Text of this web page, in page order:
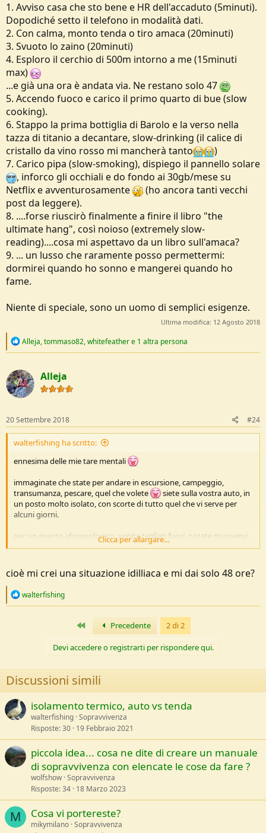
3)siate appunto bloccati dall'evento imprevisto in un territorio
delimitato, senza contatti col mondo esterno
4)la situazione si sia stabilizzata e quindi non ci siano ulteriori rischi,
non potete aprirvi la strada da soli ma neppure dobbiate
preoccuparvi
come passereste le 48 ore in attesa della riapertura della strada?
1. Avviso casa che sto bene e HR dell'accaduto (5minuti).
Dopodiché setto il telefono in modalità dati.
2. Con calma, monto tenda o tiro amaca (20minuti)
3. Svuoto lo zaino (20minuti)
4. Esploro il cerchio di 500m intorno a me (15minuti
max)
...e già una ora è andata via. Ne restano solo 47
5. Accendo fuoco e carico il primo quarto di bue (slow
cooking).
6. Stappo la prima bottiglia di Barolo e la verso nella
tazza di titanio a decantare, slow-drinking (il calice di
cristallo da vino rosso mi mancherà tanto
)
7. Carico pipa (slow-smoking), dispiego il pannello solare
, inforco gli occhiali e do fondo ai 30gb/mese su
Netflix e avventurosamente
(ho ancora tanti vecchi
post da leggere).
8. ....forse riuscirò finalmente a finire il libro "the
ultimate hang", così noioso (extremely slow-
reading)....cosa mi aspettavo da un libro sull'amaca?
9. ... un lusso che raramente posso permettermi:
dormirei quando ho sonno e mangerei quando ho
fame.
Niente di speciale, sono un uomo di semplici esigenze.
Ultima modifica: 12 Agosto 2018
R
c
t
i
o
s
:
Alleja,tommaso82,whitefeathere 1 altra persona
Alleja
20 Settembre 2018 #24
walterfishing ha scritto:
ennesima delle mie tare mentali
immaginate che state per andare in escursione, campeggio,
transumanza, pescare, quel che volete
siete sulla vostra auto, in
un posto molto isolato, con scorte di tutto quel che vi serve per
alcuni giorni.
per un evento idrogeologico, venite tagliati fuori. potete muovervi
solo nel raggio di 500 m dalla vostra auto, e c'e' un piccolo spiazzo a
supponendo che
1)i soccorsi siano stati allertati, e arriveranno tra 2 gg
2)il clima sia ottimo e abbiate scorte per un intervallo ben piu'
lungo, quindi non rischiate
3)siate appunto bloccati dall'evento imprevisto in un territorio
4)la situazione si sia stabilizzata e quindi non ci siano ulteriori rischi,
non potete aprirvi la strada da soli ma neppure dobbiate
preoccuparvi
come passereste le 48 ore in attesa della riapertura della strada?
Clicca per allargare...
cioè mi crei una situazione idilliaca e mi dai solo 48 ore?
R
:
walterfishing
Primo Precedente 2 di 2
Devi accedere o registrarti per rispondere qui.
Discussioni simili
isolamento termico, auto vs tenda
walterfishing Sopravvivenza
Risposte 30 19 Febbraio 2021
piccola idea... cosa ne dite di creare un manuale
di sopravvivenza con elencate le cose da fare ?
wolfshow Sopravvivenza
Risposte 34 18 Marzo 2023
M Cosa vi portereste?
mikymilano Sopravvivenza